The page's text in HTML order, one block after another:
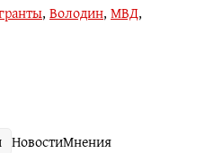
, Володин, МВД,
НовостиМнения